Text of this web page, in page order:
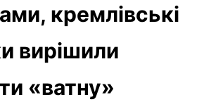
кремлівські
вирішили
«ватну»